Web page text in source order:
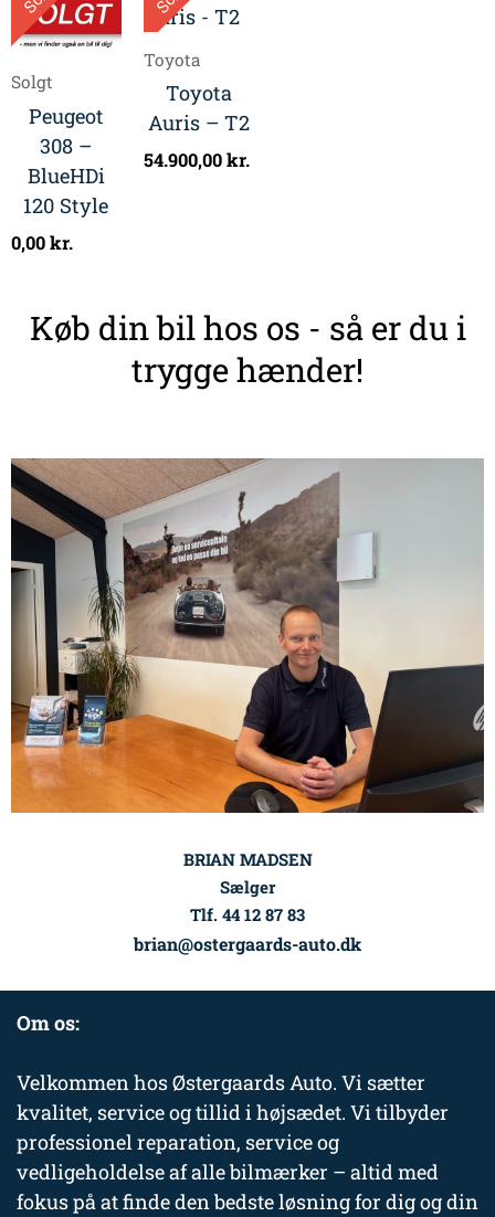
Solgt
Peugeot
308 –
BlueHDi
120 Style
0,00kr.
Toyota
Toyota
Auris – T2
54.900,00kr.
Køb din bil hos os - så er du i
trygge hænder!
BRIAN MADSEN
Sælger
Tlf. 44 12 87 83
brian@ostergaards-auto.dk
Om os:
Velkommen hos Østergaards Auto. Vi sætter
kvalitet, service og tillid i højsædet. Vi tilbyder
professionel reparation, service og
vedligeholdelse af alle bilmærker – altid med
fokus på at finde den bedste løsning for dig og din